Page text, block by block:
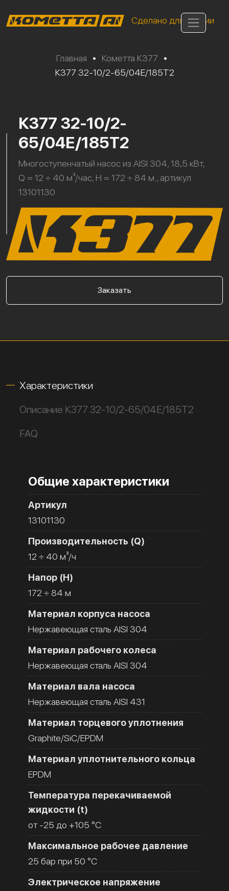
Сделано для России
Главная • Кометта К377
•
К377 32-10/2-65/04Е/185Т2
К377 32-10/2-
65/04Е/185Т2
Многоступенчатый насос из AISI 304, 18,5 кВт,
Q = 12 ÷ 40 м³/час, H = 172 ÷ 84 м., артикул
13101130
Заказать
Характеристики
Описание К377 32-10/2-65/04Е/185Т2
FAQ
Общие характеристики
Артикул
13101130
Производительность (Q)
12 ÷ 40 м³/ч
Напор (H)
172 ÷ 84 м
Материал корпуса насоса
Нержавеющая сталь AISI 304
Материал рабочего колеса
Нержавеющая сталь AISI 304
Материал вала насоса
Нержавеющая сталь AISI 431
Материал торцевого уплотнения
Graphite/SiC/EPDM
Материал уплотнительного кольца
EPDM
Температура перекачиваемой
жидкости (t)
от -25 до +105 °C
Максимальное рабочее давление
25 бар при 50 °C
Электрическое напряжение